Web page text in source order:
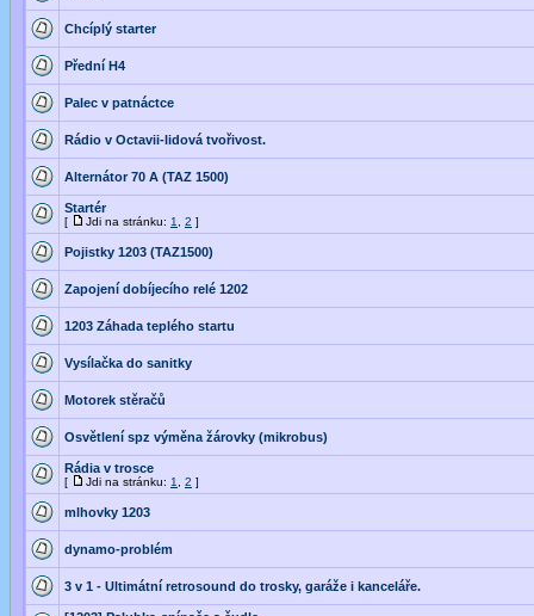
Chcíplý starter
Přední H4
Palec v patnáctce
Rádio v Octavii-lidová tvořivost.
Alternátor 70 A (TAZ 1500)
Startér
[ Jdi na stránku: 1 2 ]
Pojistky 1203 (TAZ1500)
Zapojení dobíjecího relé 1202
1203 Záhada teplého startu
Vysílačka do sanitky
Motorek stěračů
Osvětlení spz výměna žárovky (mikrobus)
Rádia v trosce
[ Jdi na stránku: 1 2 ]
mlhovky 1203
dynamo-problém
3 v 1 - Ultimátní retrosound do trosky, garáže i kanceláře.